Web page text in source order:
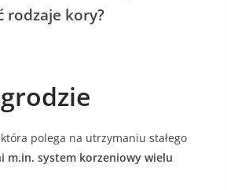
rodzaje kory?
polega na utrzymaniu stałego
m.in. system korzeniowy wielu